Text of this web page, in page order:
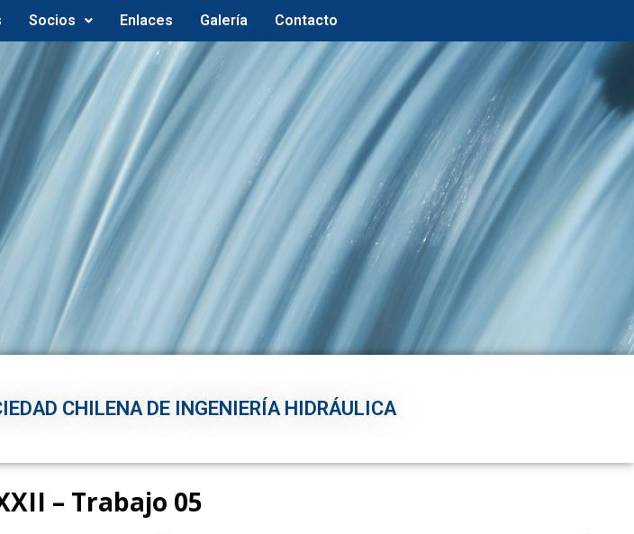
Socios Enlaces Galería Contacto
CHILENA DE INGENIERÍA HIDRÁULICA
– Trabajo 05